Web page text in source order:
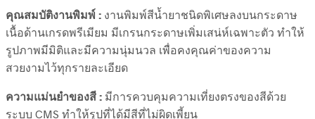
คุณสมบัติงานพิมพ์ : งานพิมพ์สีน้ำยาชนิดพิเศษลงบนกระดาษ
เนื้อด้านเกรดพรีเมียม มีเกรนกระดาษเพิ่มเสน่ห์เฉพาะตัว ทำให้
รูปภาพมีมิติและมีความนุ่มนวล เพื่อคงคุณค่าของความ
สวยงามไว้ทุกรายละเอียด
ความแม่นยำของสี : มีการควบคุมความเที่ยงตรงของสีด้วย
ระบบ CMS ทำให้รูปที่ได้มีสีที่ไม่ผิดเพี้ยน